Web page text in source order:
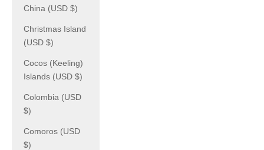
China (USD $)
Christmas Island
(USD $)
Cocos (Keeling)
Islands (USD $)
Colombia (USD
$)
Comoros (USD
$)